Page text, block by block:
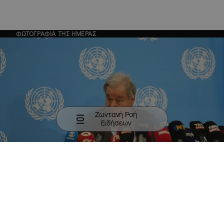
ΦΩΤΟΓΡΑΦΙΑ ΤΗΣ ΗΜΕΡΑΣ
Ζωντανή Ροή
Ειδήσεων